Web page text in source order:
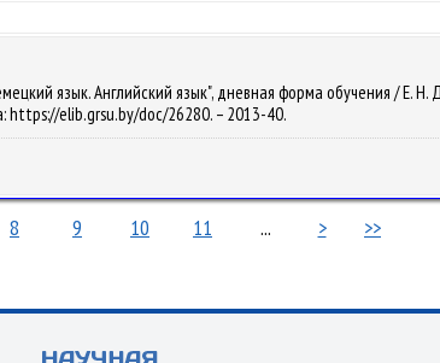
язык. Английский язык", дневная форма обучения / Е. Н.
https://elib.grsu.by/doc/26280. – 2013-40.
8 9 10 11 ... > >>